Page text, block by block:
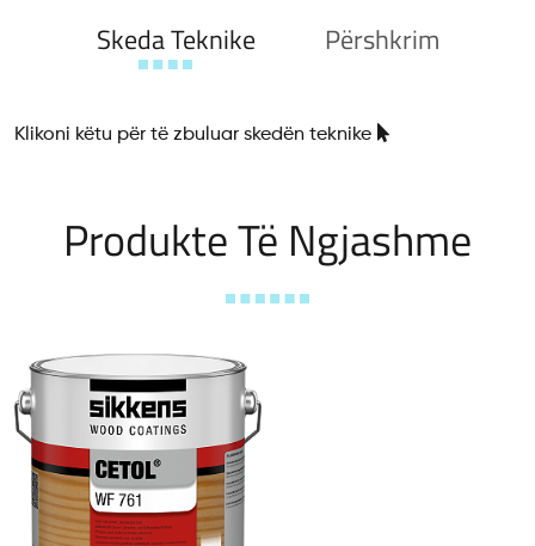
Skeda Teknike Përshkrim
Klikoni këtu për të zbuluar skedën teknike
Produkte Të Ngjashme